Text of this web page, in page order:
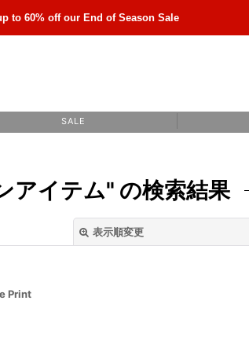
to 60% off our End of Season Sale
S A L E
アイテム" の検索結果
表示順変更
Print